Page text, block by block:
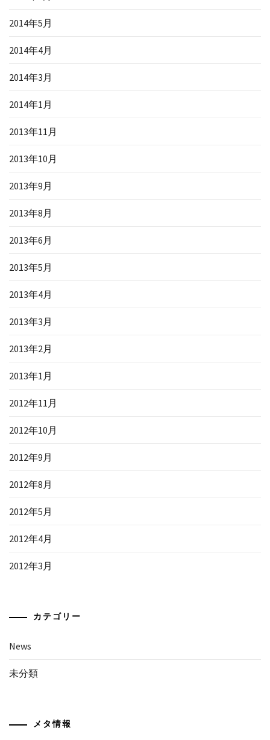
2014年5月
2014年4月
2014年3月
2014年1月
2013年11月
2013年10月
2013年9月
2013年8月
2013年6月
2013年5月
2013年4月
2013年3月
2013年2月
2013年1月
2012年11月
2012年10月
2012年9月
2012年8月
2012年5月
2012年4月
2012年3月
カテゴリー
News
未分類
メタ情報